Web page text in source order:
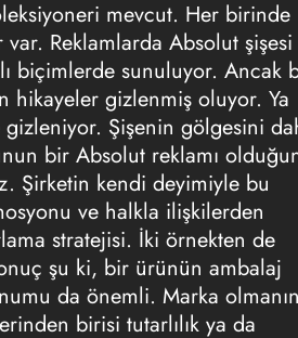
mevcut. Her birinde
Reklamlarda Absolut şişesi
biçimlerde sunuluyor. Ancak
hikayeler gizlenmiş oluyor. Ya
Şişenin gölgesini
bir Absolut reklamı
Şirketin kendi deyimiyle bu
ve halkla ilişkilerden
stratejisi. İki örnekten de
şu ki, bir ürünün ambalaj
da önemli. Marka
birisi tutarlılık ya da